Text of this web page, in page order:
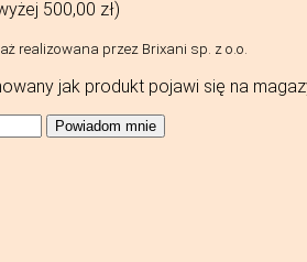
500,00 zł)
realizowana przez Brixani sp. z o.o.
jak produkt pojawi się na
Powiadom mnie